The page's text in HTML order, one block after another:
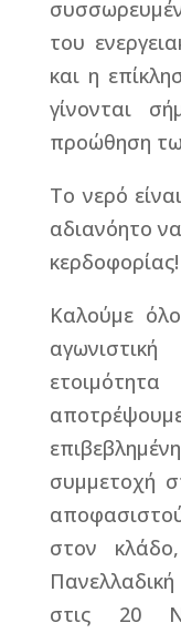
του
και η
γίνονται
προώθηση
Το νερό
αδιανόητο
κερδοφορίας!
Καλούμε
αποτρέψουμε
συμμετοχή
στον
στις 20